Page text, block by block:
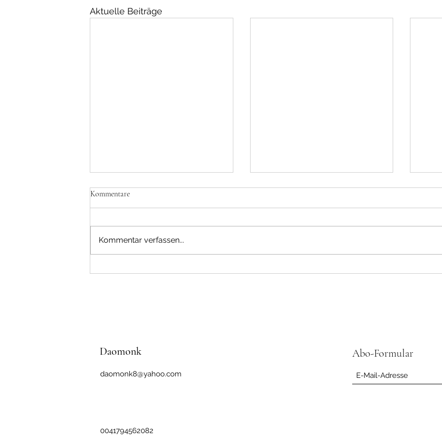
Aktuelle Beiträge
Wasser oder Stein
Kommentare
Kommentar verfassen...
Daomonk
daomonk8@yahoo.com
Abo-Formular
0041794562082